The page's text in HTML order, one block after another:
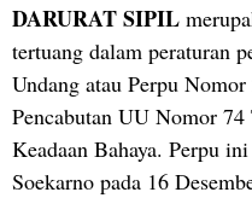
DARURAT SIPIL
tertuang dalam peraturan
Undang atau Perpu
Pencabutan UU Nomor
Keadaan Bahaya. Perpu
Soekarno pada 16